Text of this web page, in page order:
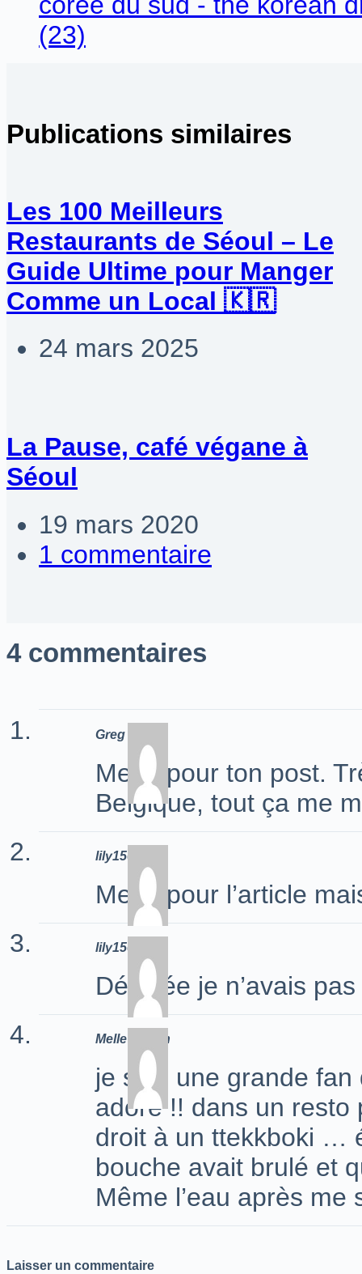
Publications similaires
Les 100 Meilleurs
Restaurants de Séoul – Le
Guide Ultime pour Manger
Comme un Local 🇰🇷
24 mars 2025
La Pause, café végane à
Séoul
19 mars 2020
1 commentaire
4 commentaires
Greg
Merci pour ton post.
Belgique, tout ça me
lily1509
Merci pour l’article
lily1509
Désolée je n’avais
Melle Kosan
je suis une grande fan
adoré !! dans un resto
droit à un ttekkboki …
bouche avait brulé et
Même l’eau après me
Laisser un commentaire